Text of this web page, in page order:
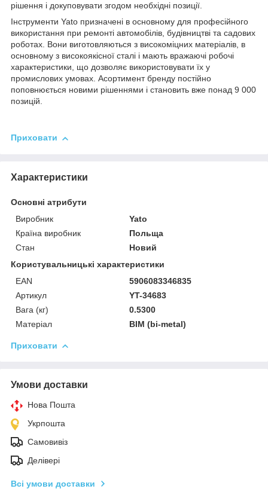
рішення і докуповувати згодом необхідні позиції.
Інструменти Yato призначені в основному для професійного
використання при ремонті автомобілів, будівництві та садових
роботах. Вони виготовляються з високоміцних матеріалів, в
основному з високоякісної сталі і мають вражаючі робочі
характеристики, що дозволяє використовувати їх у
промислових умовах. Асортимент бренду постійно
поповнюється новими рішеннями і становить вже понад 9 000
позицій.
Приховати
Характеристики
Основні атрибути
Виробник
Yato
Країна виробник
Польща
Стан
Новий
Користувальницькі характеристики
EAN
5906083346835
Артикул
YT-34683
Вага (кг)
0.5300
Матеріал
BIM (bi-metal)
Приховати
Умови доставки
Нова Пошта
Укрпошта
Самовивіз
Делівері
Всі умови доставки